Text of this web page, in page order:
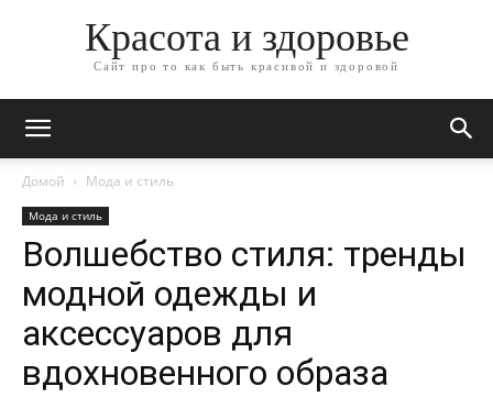
Красота и здоровье
Сайт про то как быть красивой и здоровой
Домой Мода и стиль
Мода и стиль
Волшебство стиля: тренды
модной одежды и
аксессуаров для
вдохновенного образа